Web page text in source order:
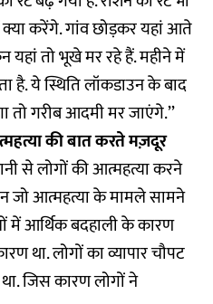
करेंगे. गांव छोड़कर यहां आते
तो भूखे मर रहे हैं. महीने में
है. ये स्थिति लॉकडाउन के बाद
गरीब आदमी मर जाएंगे.’’
की बात करते मज़दूर
से लोगों की आत्महत्या करने
जो आत्महत्या के मामले सामने
में आर्थिक बदहाली के कारण
था. लोगों का व्यापार चौपट
था. जिस कारण लोगों ने